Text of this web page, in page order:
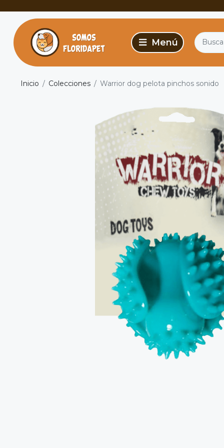
Inicio Colecciones Warrior dog pelota pinchos sonido